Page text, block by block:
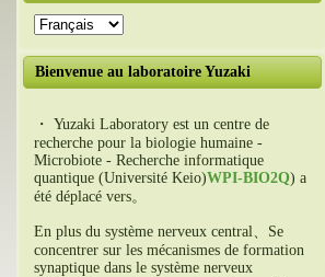
Bienvenue au laboratoire Yuzaki
・ Yuzaki Laboratory est un centre de
recherche pour la biologie humaine -
Microbiote - Recherche informatique
quantique (Université Keio)WPI-BIO2Q) a
été déplacé vers。
En plus du système nerveux central、Se
concentrer sur les mécanismes de formation
synaptique dans le système nerveux